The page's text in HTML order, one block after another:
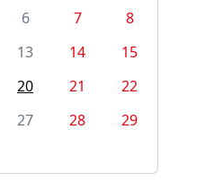
6 7
8
13 14
15
20 21
22
27 28
29